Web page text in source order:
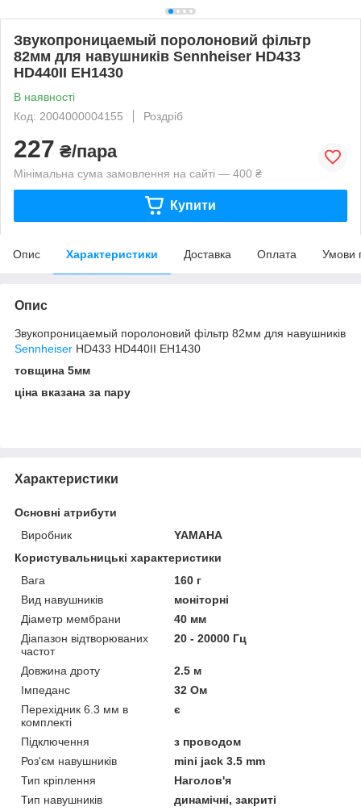
Звукопроницаемый поролоновий фільтр
82мм для навушників Sennheiser HD433
HD440II EH1430
В наявності
Код: 2004000004155
Роздріб
227 ₴/пара
Мінімальна сума замовлення на сайті — 400 ₴
Купити
Опис Характеристики Доставка Оплата Умови
Опис
Звукопроницаемый поролоновий фільтр 82мм для навушників
Sennheiser HD433 HD440II EH1430
товщина 5мм
ціна вказана за пару
Характеристики
Основні атрибути
Виробник
YAMAHA
Користувальницькі характеристики
Вага
160 г
Вид навушників
моніторні
Діаметр мембрани
40 мм
Діапазон відтворюваних
частот
20 - 20000 Гц
Довжина дроту
2.5 м
Імпеданс
32 Ом
Перехідник 6.3 мм в
комплекті
є
Підключення
з проводом
Роз'єм навушників
mini jack 3.5 mm
Тип кріплення
Наголов'я
Тип навушників
динамічні, закриті